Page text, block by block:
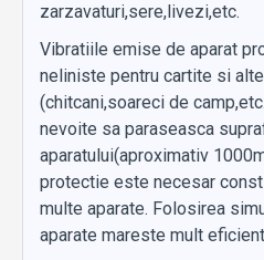
zarzavaturi,sere,livezi,etc.
Vibratiile emise de aparat
neliniste pentru cartite si
(chitcani,soareci de
nevoite sa paraseasca
aparatului(aproximativ
protectie este necesar
multe aparate. Folosirea
aparate mareste mult